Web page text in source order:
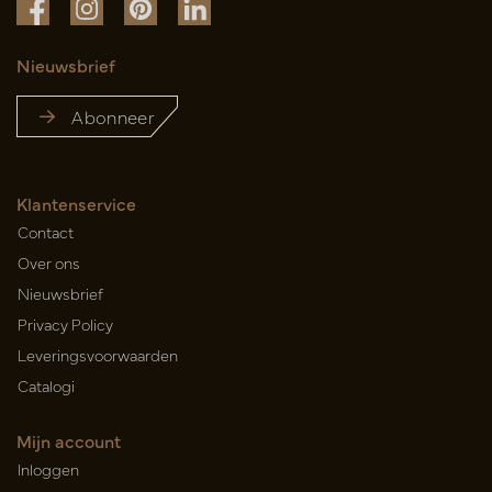
Nieuwsbrief
Abonneer
Klantenservice
Contact
Over ons
Nieuwsbrief
Privacy Policy
Leveringsvoorwaarden
Catalogi
Mijn account
Inloggen